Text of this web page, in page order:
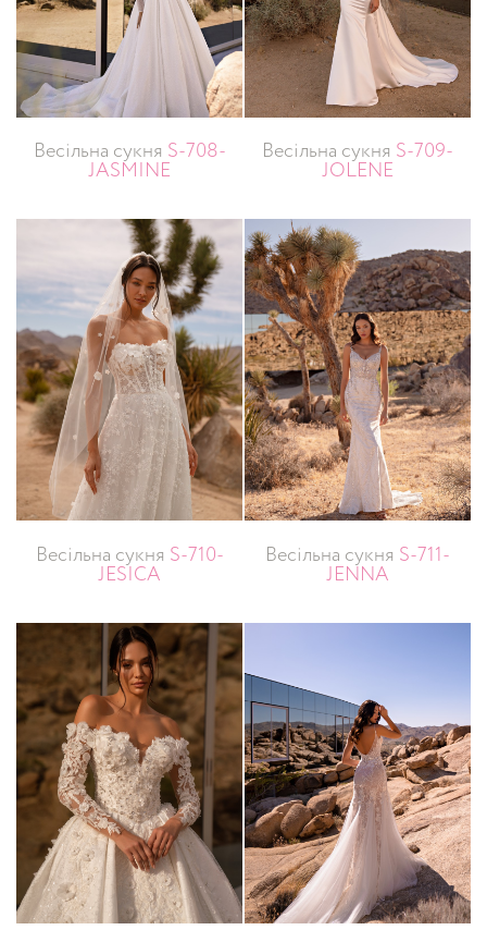
Весільна сукня S-708-
JASMINE
Весільна сукня S-709-
JOLENE
Весільна сукня S-710-
JESICA
Весільна сукня S-711-
JENNA